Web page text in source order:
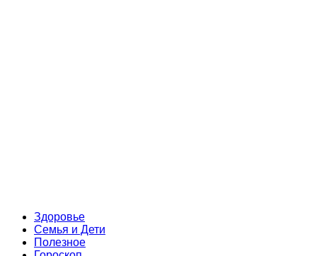
Здоровье
Семья и Дети
Полезное